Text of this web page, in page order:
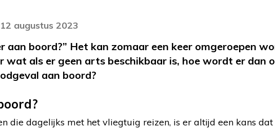
augustus 2023
aan boord?” Het kan zomaar een keer omgeroepen
wat als er geen arts beschikbaar is, hoe wordt er dan
aan boord?
die dagelijks met het vliegtuig reizen, is er altijd een kans